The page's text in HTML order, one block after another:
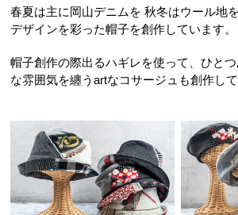
春夏は主に岡山デニムを 秋冬はウール地
デザインを彩った帽子を創作しています。
帽子創作の際出るハギレを使って、ひと
な雰囲気を纏うartなコサージュも創作して